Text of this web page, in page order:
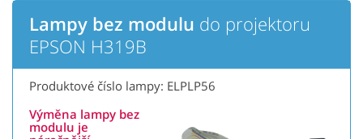
Lampy bez modulu do projektoru
EPSON H319B
Produktové číslo lampy: ELPLP56
Výměna lampy bez
modulu je